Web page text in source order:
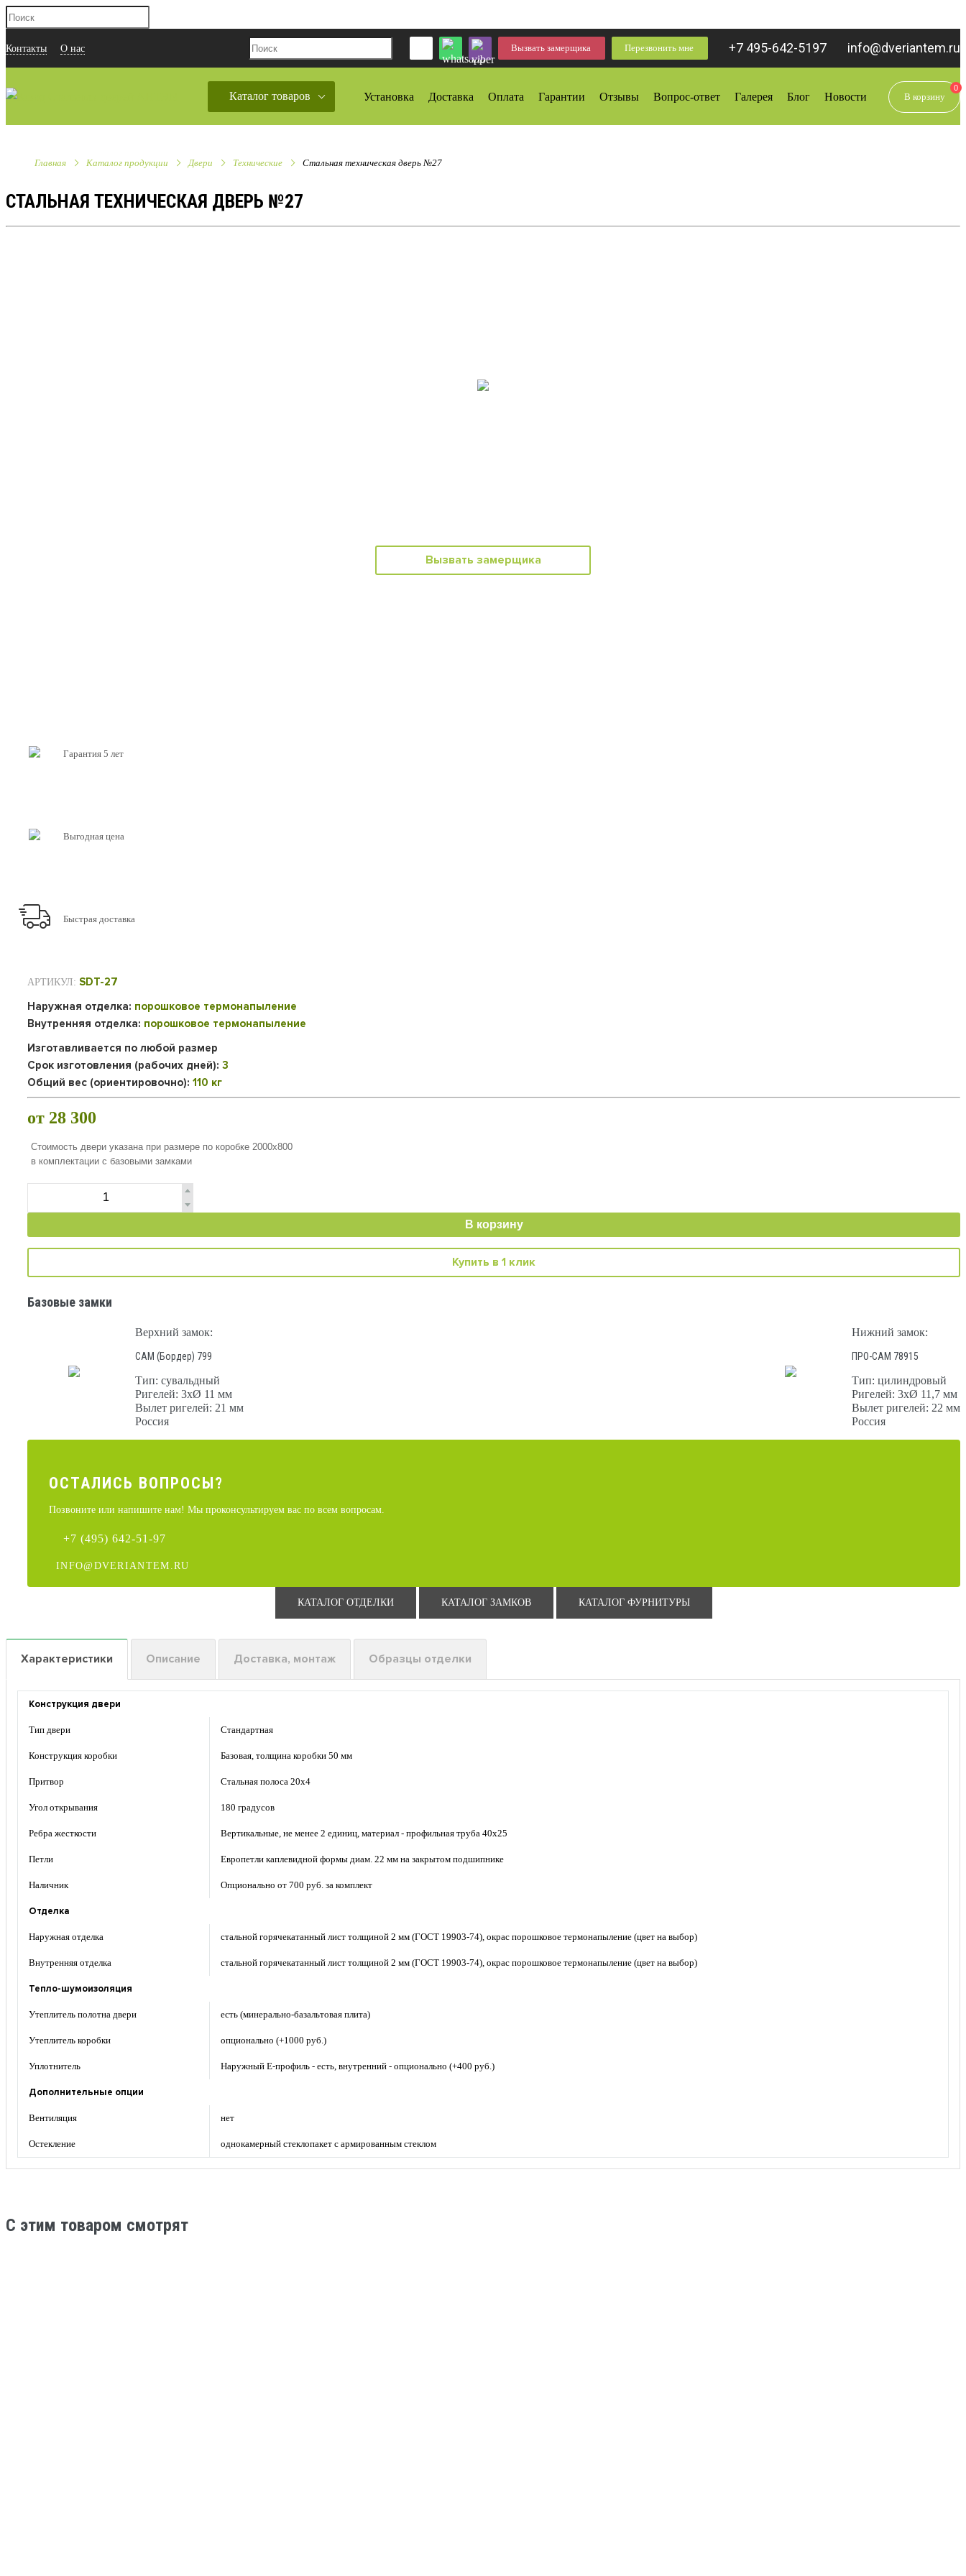
Контакты О нас Вызвать замерщика Перезвонить мне +7 495-642-5197 info@dveriantem.ru
В корзину
0
Установка Доставка Оплата Гарантии Отзывы Вопрос-ответ Галерея Блог Новости
Каталог товаров
Главная Каталог продукции Двери Технические Стальная техническая дверь №27
СТАЛЬНАЯ ТЕХНИЧЕСКАЯ ДВЕРЬ №27
Вызвать замерщика
Гарантия 5 лет
Выгодная цена
Быстрая доставка
АРТИКУЛ: SDT-27
Наружная отделка: порошковое термонапыление
Внутренняя отделка: порошковое термонапыление
Изготавливается по любой размер
Срок изготовления (рабочих дней): 3
Общий вес (ориентировочно): 110 кг
от 28 300
Стоимость двери указана при размере по коробке 2000х800
в комплектации с базовыми замками
В корзину
Купить в 1 клик
Базовые замки
Верхний замок:
САМ (Бордер) 799
Тип: сувальдный
Ригелей: 3хØ 11 мм
Вылет ригелей: 21 мм
Россия
Нижний замок:
ПРО-САМ 78915
Тип: цилиндровый
Ригелей: 3хØ 11,7 мм
Вылет ригелей: 22 мм
Россия
ОСТАЛИCЬ ВОПРОСЫ?
Позвоните или напишите нам! Мы проконсультируем вас по всем вопросам.
+7 (495) 642-51-97
INFO@DVERIANTEM.RU
КАТАЛОГ ОТДЕЛКИ КАТАЛОГ ЗАМКОВ КАТАЛОГ ФУРНИТУРЫ
Характеристики Описание Доставка, монтаж Образцы отделки
Конструкция двери
Тип двери Стандартная
Конструкция коробки Базовая, толщина коробки 50 мм
Притвор Стальная полоса 20х4
Угол открывания 180 градусов
Ребра жесткости Вертикальные, не менее 2 единиц, материал - профильная труба 40х25
Петли Европетли каплевидной формы диам. 22 мм на закрытом подшипнике
Наличник Опционально от 700 руб. за комплект
Отделка
Наружная отделка стальной горячекатанный лист толщиной 2 мм (ГОСТ 19903-74), окрас порошковое термонапыление (цвет на выбор)
Внутренняя отделка стальной горячекатанный лист толщиной 2 мм (ГОСТ 19903-74), окрас порошковое термонапыление (цвет на выбор)
Тепло-шумоизоляция
Утеплитель полотна двери есть (минерально-базальтовая плита)
Утеплитель коробки опционально (+1000 руб.)
Уплотнитель Наружный Е-профиль - есть, внутренний - опционально (+400 руб.)
Дополнительные опции
Вентиляция нет
Остекление однокамерный стеклопакет с армированным стеклом
C этим товаром смотрят